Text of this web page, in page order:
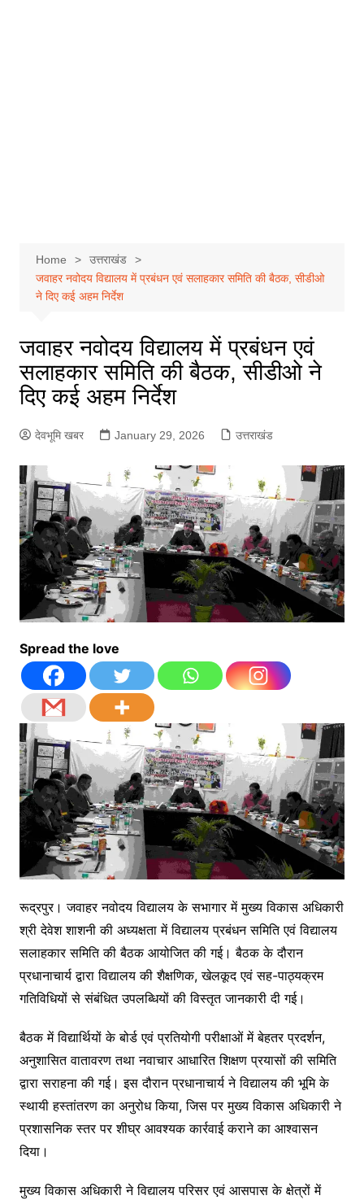
Home
उत्तराखंड
जवाहर नवोदय विद्यालय में प्रबंधन एवं सलाहकार समिति की बैठक, सीडीओ
ने दिए कई अहम निर्देश
जवाहर नवोदय विद्यालय में प्रबंधन एवं
सलाहकार समिति की बैठक, सीडीओ ने
दिए कई अहम निर्देश
देवभूमि खबर January 29, 2026 उत्तराखंड
Spread the love
रूद्रपुर। जवाहर नवोदय विद्यालय के सभागार में मुख्य विकास अधिकारी
श्री देवेश शाशनी की अध्यक्षता में विद्यालय प्रबंधन समिति एवं विद्यालय
सलाहकार समिति की बैठक आयोजित की गई। बैठक के दौरान
प्रधानाचार्य द्वारा विद्यालय की शैक्षणिक, खेलकूद एवं सह-पाठ्यक्रम
गतिविधियों से संबंधित उपलब्धियों की विस्तृत जानकारी दी गई।
बैठक में विद्यार्थियों के बोर्ड एवं प्रतियोगी परीक्षाओं में बेहतर प्रदर्शन,
अनुशासित वातावरण तथा नवाचार आधारित शिक्षण प्रयासों की समिति
द्वारा सराहना की गई। इस दौरान प्रधानाचार्य ने विद्यालय की भूमि के
स्थायी हस्तांतरण का अनुरोध किया, जिस पर मुख्य विकास अधिकारी ने
प्रशासनिक स्तर पर शीघ्र आवश्यक कार्रवाई कराने का आश्वासन
दिया।
मुख्य विकास अधिकारी ने विद्यालय परिसर एवं आसपास के क्षेत्रों में